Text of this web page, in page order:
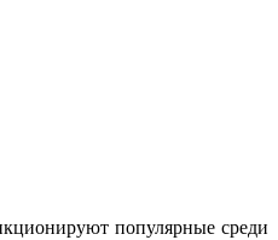
популярные среди